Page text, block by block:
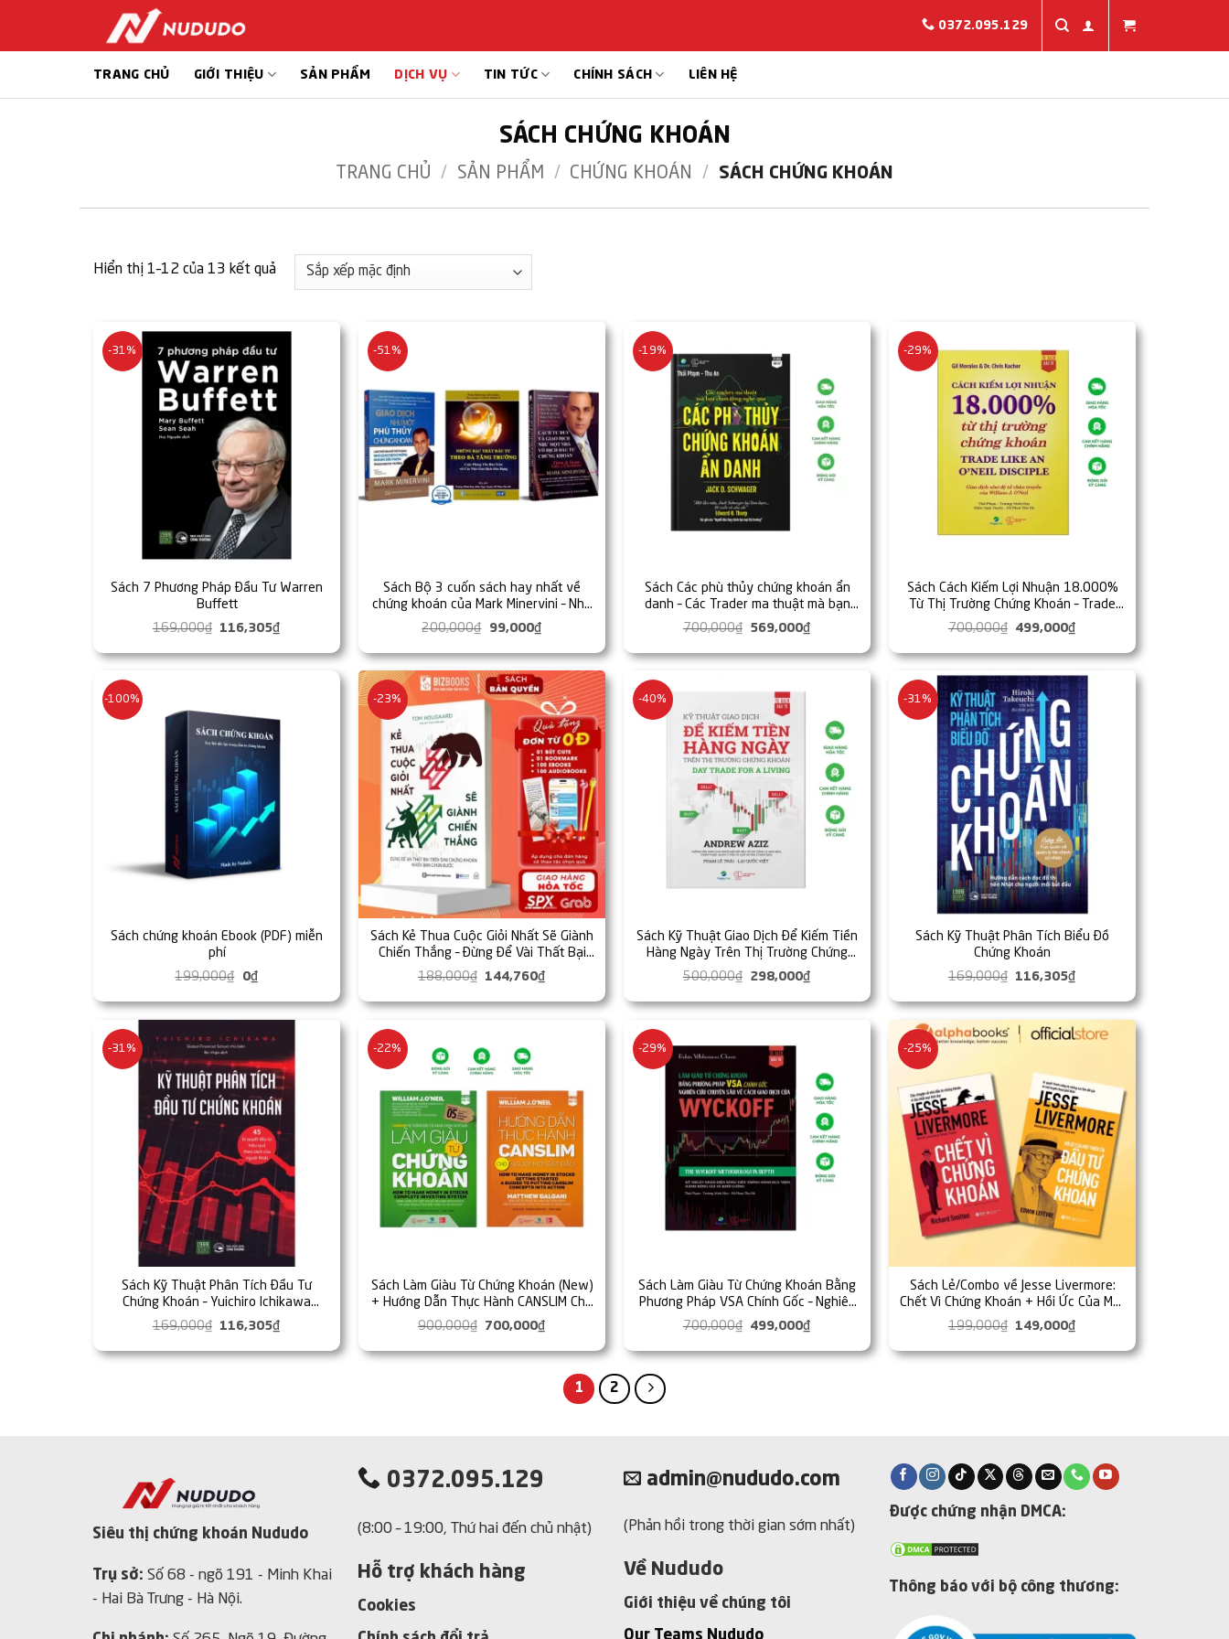
0372.095.129
TRANG CHỦ GIỚI THIỆU SẢN PHẨM DỊCH VỤ TIN TỨC CHÍNH SÁCH LIÊN HỆ
SÁCH CHỨNG KHOÁN
TRANG CHỦ / SẢN PHẨM / CHỨNG KHOÁN / SÁCH CHỨNG KHOÁN
Hiển thị 1–12 của 13 kết quả
-31%
Sách 7 Phương Pháp Đầu Tư Warren
Buffett
169,000₫
Giá
là:
116,305₫
tại
116,305₫.
-51%
Sách Bộ 3 cuốn sách hay nhất về
chứng khoán của Mark Minervini – Nhà
Vô Địch Đầu Tư Chứng Khoán Mỹ
200,000₫
Giá
là:
99,000₫
tại
99,000₫.
-19%
Sách Các phù thủy chứng khoán ẩn
danh – Các Trader ma thuật mà bạn
chưa từng nghe qua – Happy Live
700,000₫
Giá
là:
569,000₫
tại
569,000₫.
-29%
Sách Cách Kiếm Lợi Nhuận 18.000%
Từ Thị Trường Chứng Khoán – Trade
Like An O’Neil Disciple
700,000₫
Giá
là:
499,000₫
tại
499,000₫.
-100%
Sách chứng khoán Ebook (PDF) miễn
phí
199,000₫
Giá
là:
0₫
tại
-23%
Sách Kẻ Thua Cuộc Giỏi Nhất Sẽ Giành
Chiến Thắng – Đừng Để Vài Thất Bại
Trên Sàn Chứng Khoán Khiến Bạn Chùn
Bước
188,000₫
Giá
là:
144,760₫
tại
144,760₫.
-40%
Sách Kỹ Thuật Giao Dịch Để Kiếm Tiền
Hàng Ngày Trên Thị Trường Chứng
Khoán – Day Trade For A Living
500,000₫
Giá
là:
298,000₫
tại
298,000₫.
-31%
Sách Kỹ Thuật Phân Tích Biểu Đồ
Chứng Khoán
169,000₫
Giá
là:
116,305₫
tại
116,305₫.
-31%
Sách Kỹ Thuật Phân Tích Đầu Tư
Chứng Khoán – Yuichiro Ichikawa
(1980BOOKS HCM)
169,000₫
Giá
là:
116,305₫
tại
-22%
Sách Làm Giàu Từ Chứng Khoán (New)
+ Hướng Dẫn Thực Hành CANSLIM Cho
Người Mới Bắt Đầu
900,000₫
Giá
là:
700,000₫
tại
700,000₫.
-29%
Sách Làm Giàu Từ Chứng Khoán Bằng
Phương Pháp VSA Chính Gốc – Nghiên
Cứu Chuyên Sâu Về Cách Giao Dịch Của
Wyckoff
700,000₫
Giá
là:
499,000₫
tại
-25%
Sách Lẻ/Combo về Jesse Livermore:
Chết Vì Chứng Khoán + Hồi Ức Của Một
Thiên Tài Đầu Tư Chứng Khoán (Alpha
Books)
199,000₫
Giá
là:
149,000₫
tại
1 2
Siêu thị chứng khoán Nududo
Trụ sở: Số 68 - ngõ 191 - Minh Khai
- Hai Bà Trưng - Hà Nội.
0372.095.129
(8:00 – 19:00, Thứ hai đến chủ nhật)
Hỗ trợ khách hàng
Cookies
admin@nududo.com
(Phản hồi trong thời gian sớm nhất)
Về Nududo
Giới thiệu về chúng tôi
Our Teams Nududo
Được chứng nhận DMCA:
Thông báo với bộ công thương: